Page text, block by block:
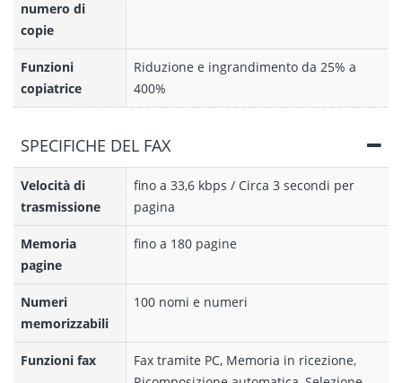
numero di
copie
Funzioni
copiatrice
Riduzione e ingrandimento da 25% a
400%
SPECIFICHE DEL FAX
Velocità di
trasmissione
fino a 33,6 kbps / Circa 3 secondi per
pagina
Memoria
pagine
fino a 180 pagine
Numeri
memorizzabili
100 nomi e numeri
Funzioni fax
Fax tramite PC, Memoria in ricezione,